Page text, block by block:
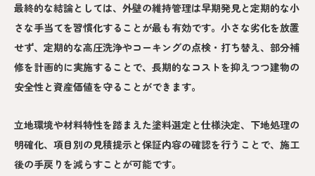
最終的な結論としては、外壁の維持管理は早期発見と定期的な小
さな手当てを習慣化することが最も有効です。小さな劣化を放置
せず、定期的な高圧洗浄やコーキングの点検・打ち替え、部分補
修を計画的に実施することで、長期的なコストを抑えつつ建物の
安全性と資産価値を守ることができます。
立地環境や材料特性を踏まえた塗料選定と仕様決定、下地処理の
明確化、項目別の見積提示と保証内容の確認を行うことで、施工
後の手戻りを減らすことが可能です。